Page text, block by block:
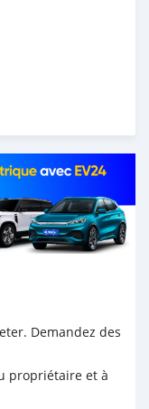
Demandez des
propriétaire et à